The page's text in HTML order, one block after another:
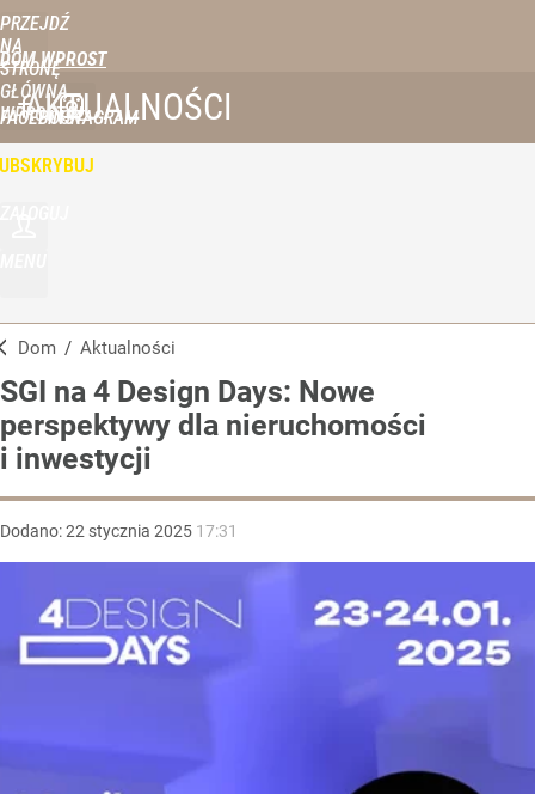
PRZEJDŹ
NA
STRONĘ
GŁÓWNĄ
WPROST.PL
DOM WPROST
FACEBOOKINSTAGRAM
AKTUALNOŚCI
Dom / Aktualności
SGI na 4 Design Days: Nowe
perspektywy dla nieruchomości
i inwestycji
Dodano:22 stycznia 2025 17:31